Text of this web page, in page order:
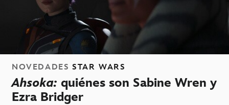
NOVEDADES STAR WARS
Ahsoka: quiénes son Sabine Wren y
Ezra Bridger